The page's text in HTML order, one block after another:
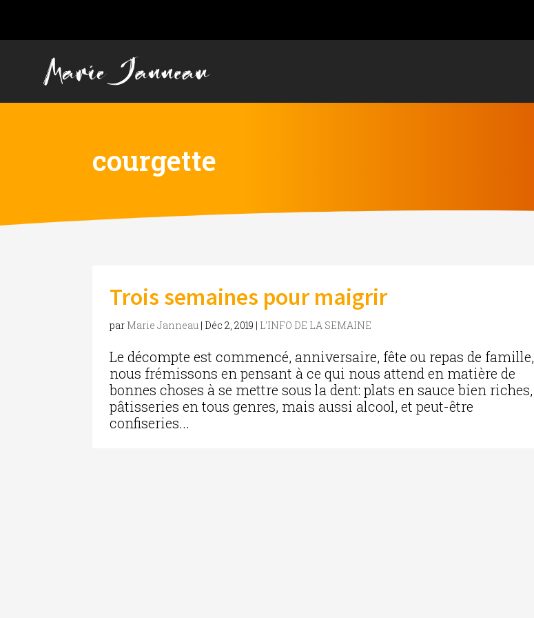
courgette
Trois semaines pour maigrir
par Marie Janneau | Déc 2, 2019 | L'INFO DE LA SEMAINE
Le décompte est commencé, anniversaire, fête ou repas de famille,
nous frémissons en pensant à ce qui nous attend en matière de
bonnes choses à se mettre sous la dent: plats en sauce bien riches,
pâtisseries en tous genres, mais aussi alcool, et peut-être
confiseries...